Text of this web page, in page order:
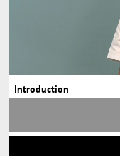
Introduction